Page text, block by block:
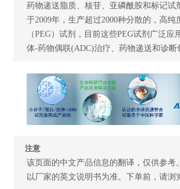
药物递送脂质、核苷、亚磷酰胺和标记试
于2009年，生产超过2000种分散的，高纯
（PEG）试剂，目前这些PEG试剂广泛应
体-药物偶联(ADC)治疗、药物递送和诊断
注意
该页面的中文产品信息的翻译，仅供参考
以厂家的英文说明书为准。下单前，请浏